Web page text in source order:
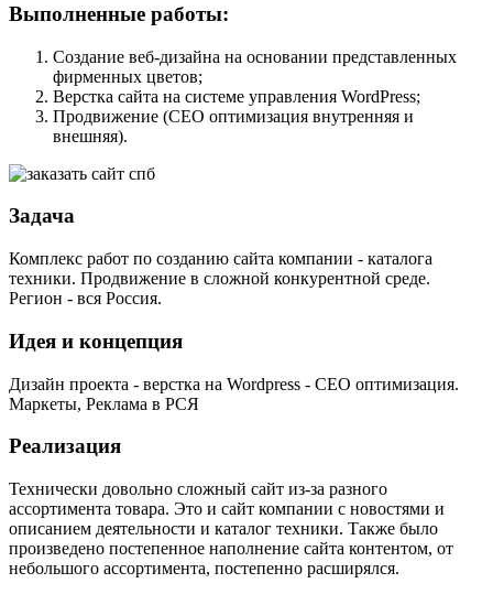
Выполненные работы:
Создание веб-дизайна на основании представленных
фирменных цветов;
Верстка сайта на системе управления WordPress;
Продвижение (СЕО оптимизация внутренняя и
внешняя).
Задача
Комплекс работ по созданию сайта компании - каталога
техники. Продвижение в сложной конкурентной среде.
Регион - вся Россия.
Идея и концепция
Дизайн проекта - верстка на Wordpress - СЕО оптимизация.
Маркеты, Реклама в РСЯ
Реализация
Технически довольно сложный сайт из-за разного
ассортимента товара. Это и сайт компании с новостями и
описанием деятельности и каталог техники. Также было
произведено постепенное наполнение сайта контентом, от
небольшого ассортимента, постепенно расширялся.